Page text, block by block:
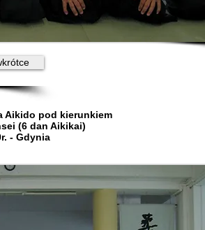
Aikido pod kierunkiem
(6 dan Aikikai)
- Gdynia